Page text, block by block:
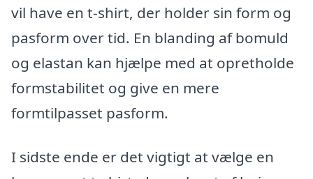
vil have en t-shirt, der holder sin form og
pasform over tid. En blanding af bomuld
og elastan kan hjælpe med at opretholde
formstabilitet og give en mere
formtilpasset pasform.
I sidste ende er det vigtigt at vælge en